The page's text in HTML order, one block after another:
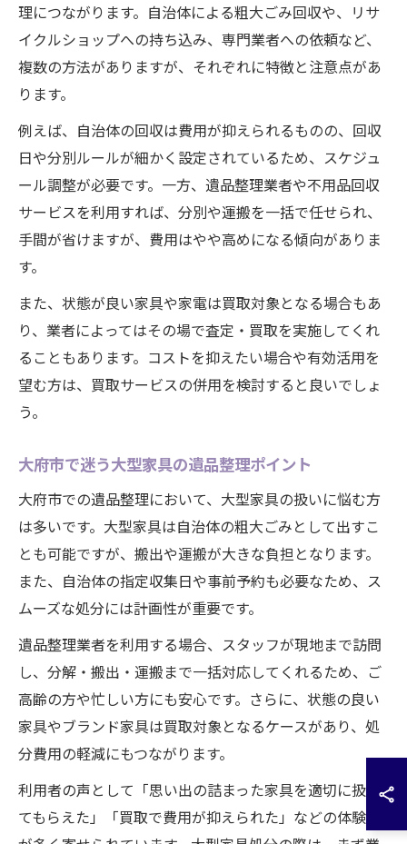
理につながります。自治体による粗大ごみ回収や、リサ
イクルショップへの持ち込み、専門業者への依頼など、
複数の方法がありますが、それぞれに特徴と注意点があ
ります。
例えば、自治体の回収は費用が抑えられるものの、回収
日や分別ルールが細かく設定されているため、スケジュ
ール調整が必要です。一方、遺品整理業者や不用品回収
サービスを利用すれば、分別や運搬を一括で任せられ、
手間が省けますが、費用はやや高めになる傾向がありま
す。
また、状態が良い家具や家電は買取対象となる場合もあ
り、業者によってはその場で査定・買取を実施してくれ
ることもあります。コストを抑えたい場合や有効活用を
望む方は、買取サービスの併用を検討すると良いでしょ
う。
大府市で迷う大型家具の遺品整理ポイント
大府市での遺品整理において、大型家具の扱いに悩む方
は多いです。大型家具は自治体の粗大ごみとして出すこ
とも可能ですが、搬出や運搬が大きな負担となります。
また、自治体の指定収集日や事前予約も必要なため、ス
ムーズな処分には計画性が重要です。
遺品整理業者を利用する場合、スタッフが現地まで訪問
し、分解・搬出・運搬まで一括対応してくれるため、ご
高齢の方や忙しい方にも安心です。さらに、状態の良い
家具やブランド家具は買取対象となるケースがあり、処
分費用の軽減にもつながります。
利用者の声として「思い出の詰まった家具を適切に扱っ
てもらえた」「買取で費用が抑えられた」などの体験談